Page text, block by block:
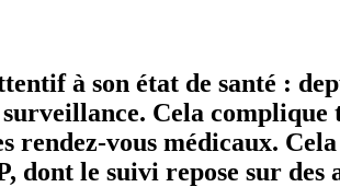
à son état de santé :
Cela complique
rendez-vous médicaux.
le suivi repose sur des